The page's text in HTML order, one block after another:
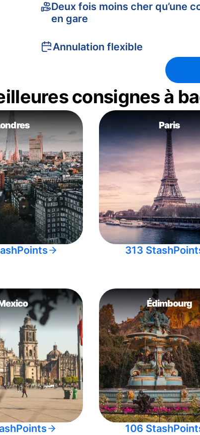
Deux fois moins cher qu’une
en gare
Annulation flexible
consignes à
Paris
313
Édimbourg
106